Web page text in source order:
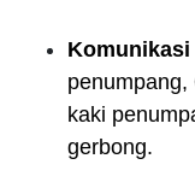
Komunikasi
penumpang,
kaki
gerbong.